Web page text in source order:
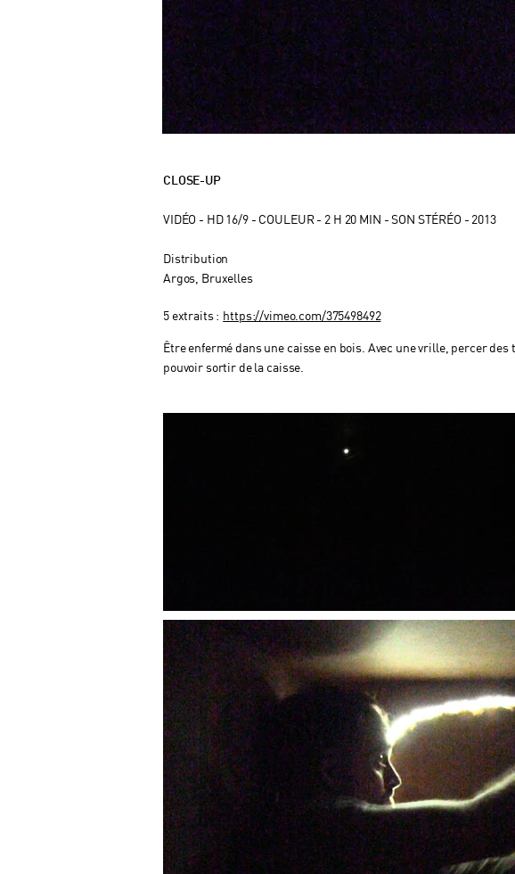
CLOSE-UP
VIDÉO - HD 16/9 - COULEUR - 2 H 20 MIN - SON STÉRÉO - 2013
Distribution
Argos, Bruxelles
5 extraits : https://vimeo.com/375498492
Être enfermé dans une caisse en bois. Avec une vrille, percer
pouvoir sortir de la caisse.